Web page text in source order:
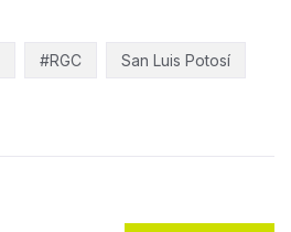
#RGC San Luis Potosí